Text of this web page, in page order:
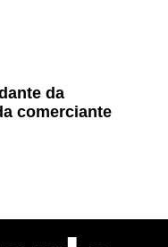
da
comerciante